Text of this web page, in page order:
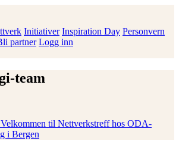
Initiativer Inspiration Day Personvern
partner Logg inn
team
til Nettverkstreff hos ODA-
i Bergen